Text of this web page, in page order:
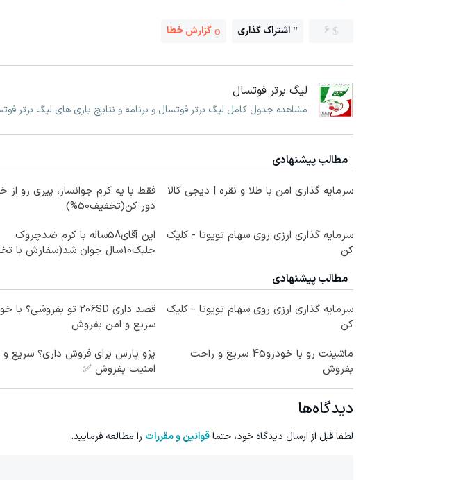
6 اشتراک گذاری گزارش خطا
لیگ برتر فوتسال
مشاهده جدول کامل لیگ برتر فوتسال و برنامه و نتایج بازی های لیگ برتر
مطالب پیشنهادی
سرمایه گذاری امن با طلا و نقره | دیجی کالا
فقط با یه کرم جوانساز، پیری رو از
دور کن(تخفیف50%)
سرمایه گذاری ارزی روی سهام تویوتا - کلیک
کن
این آقای58ساله با کرم ضدچروک
جلبک10سال جوان شد(سفارش با تخفیف)
مطالب پیشنهادی
سرمایه گذاری ارزی روی سهام تویوتا - کلیک
کن
سریع و امن بفروش
ماشینت رو با خودرو45 سریع و راحت
بفروش
پژو پارس برای فروش داری؟ سریع و
امنیت بفروش ✅
دیدگاه‌ها
لطفا قبل از ارسال دیدگاه خود، حتماقوانین و مقررات را مطالعه فرمایید.